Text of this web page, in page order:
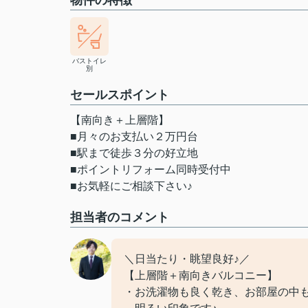
バストイレ
別
セールスポイント
【南向き＋上層階】
■月々のお支払い２万円台
■駅まで徒歩３分の好立地
■ポイントリフォーム同時受付中
■お気軽にご相談下さい♪
担当者のコメント
＼日当たり・眺望良好♪／
【上層階＋南向きバルコニー】
・お洗濯物も良く乾き、お部屋の中